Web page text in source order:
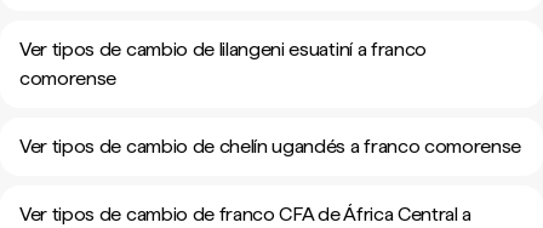
Ver tipos de cambio de lilangeni esuatiní a franco
comorense
Ver tipos de cambio de chelín ugandés a franco comorense
Ver tipos de cambio de franco CFA de África Central a